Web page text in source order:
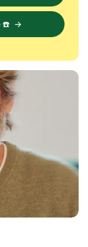
☎️ →